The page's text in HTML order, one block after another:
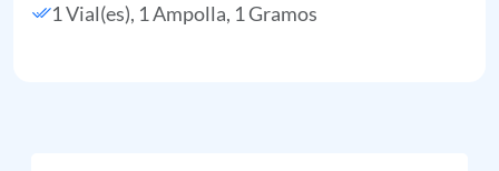
1 Vial(es), 1 Ampolla, 1 Gramos